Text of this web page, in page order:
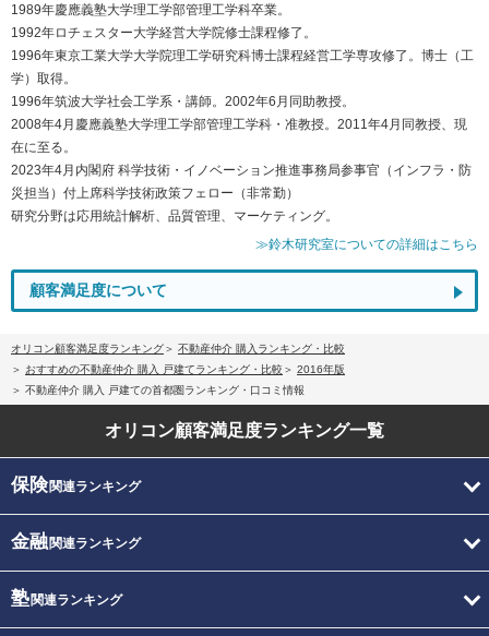
1989年慶應義塾大学理工学部管理工学科卒業。
1992年ロチェスター大学経営大学院修士課程修了。
1996年東京工業大学大学院理工学研究科博士課程経営工学専攻修了。博士（工
学）取得。
1996年筑波大学社会工学系・講師。2002年6月同助教授。
2008年4月慶應義塾大学理工学部管理工学科・准教授。2011年4月同教授、現
在に至る。
2023年4月内閣府 科学技術・イノベーション推進事務局参事官（インフラ・防
災担当）付上席科学技術政策フェロー（非常勤）
研究分野は応用統計解析、品質管理、マーケティング。
≫鈴木研究室についての詳細はこちら
顧客満足度について
オリコン顧客満足度ランキング
不動産仲介 購入ランキング・比較
おすすめの不動産仲介 購入 戸建てランキング・比較
2016年版
不動産仲介 購入 戸建ての首都圏ランキング・口コミ情報
オリコン顧客満足度ランキング一覧
保険関連ランキング
金融関連ランキング
塾関連ランキング